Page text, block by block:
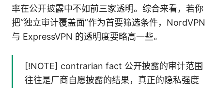
率在公开披露中不如前三家透明。综合来看，若你
把“独立审计覆盖面”作为首要筛选条件，NordVPN
与 ExpressVPN 的透明度要略高一些。
[!NOTE] contrarian fact 公开披露的审计范围
往往是厂商自愿披露的结果，真正的隐私强度